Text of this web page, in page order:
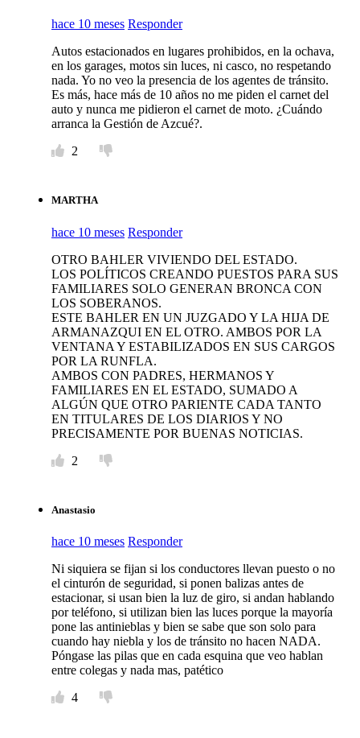
hace 10 meses Responder
Autos estacionados en lugares prohibidos, en la ochava,
en los garages, motos sin luces, ni casco, no respetando
nada. Yo no veo la presencia de los agentes de tránsito.
Es más, hace más de 10 años no me piden el carnet del
auto y nunca me pidieron el carnet de moto. ¿Cuándo
arranca la Gestión de Azcué?.
2
MARTHA
hace 10 meses Responder
OTRO BAHLER VIVIENDO DEL ESTADO.
LOS POLÍTICOS CREANDO PUESTOS PARA SUS
FAMILIARES SOLO GENERAN BRONCA CON
LOS SOBERANOS.
ESTE BAHLER EN UN JUZGADO Y LA HIJA DE
ARMANAZQUI EN EL OTRO. AMBOS POR LA
VENTANA Y ESTABILIZADOS EN SUS CARGOS
POR LA RUNFLA.
AMBOS CON PADRES, HERMANOS Y
FAMILIARES EN EL ESTADO, SUMADO A
ALGÚN QUE OTRO PARIENTE CADA TANTO
EN TITULARES DE LOS DIARIOS Y NO
PRECISAMENTE POR BUENAS NOTICIAS.
2
Anastasio
hace 10 meses Responder
Ni siquiera se fijan si los conductores llevan puesto o no
el cinturón de seguridad, si ponen balizas antes de
estacionar, si usan bien la luz de giro, si andan hablando
por teléfono, si utilizan bien las luces porque la mayoría
pone las antinieblas y bien se sabe que son solo para
cuando hay niebla y los de tránsito no hacen NADA.
Póngase las pilas que en cada esquina que veo hablan
entre colegas y nada mas, patético
4